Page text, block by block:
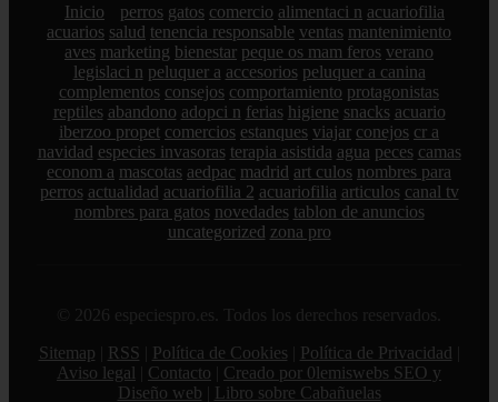
Inicio perros gatos comercio alimentaci n acuariofilia
acuarios salud tenencia responsable ventas mantenimiento
aves marketing bienestar peque os mam feros verano
legislaci n peluquer a accesorios peluquer a canina
complementos consejos comportamiento protagonistas
reptiles abandono adopci n ferias higiene snacks acuario
iberzoo propet comercios estanques viajar conejos cr a
navidad especies invasoras terapia asistida agua peces camas
econom a mascotas aedpac madrid art culos nombres para
perros actualidad acuariofilia 2 acuariofilia articulos canal tv
nombres para gatos novedades tablon de anuncios
uncategorized zona pro
© 2026 especiespro.es. Todos los derechos reservados.
Sitemap
RSS Política de Cookies Política de Privacidad
Aviso legal
Contacto
Creado por 0lemiswebs SEO y
Diseño web
Libro sobre Cabañuelas